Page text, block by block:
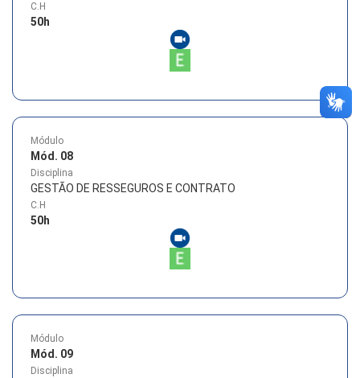
C.H
50h
Módulo
Mód. 08
Disciplina
GESTÃO DE RESSEGUROS E CONTRATO
C.H
50h
Módulo
Mód. 09
Disciplina